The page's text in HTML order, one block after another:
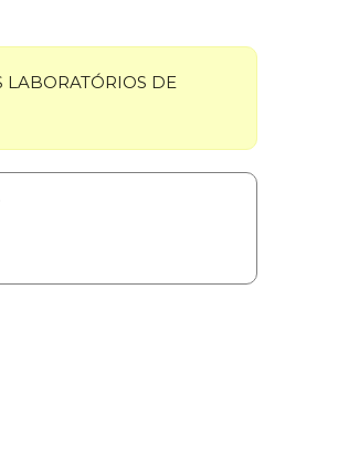
LABORATÓRIOS DE